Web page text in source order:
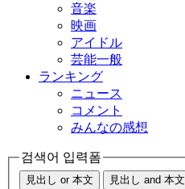
音楽
映画
アイドル
芸能一般
ランキング
ニュース
コメント
みんなの感想
검색어 입력폼
見出し or 本文 見出し and 本文